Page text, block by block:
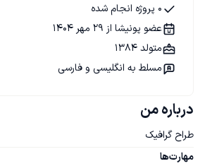
درباره من
طراح گرافیک
مهارت‌ها
0 پروژه انجام شده
عضو پونیشا از 29 مهر 1404
متولد 1384
مسلط به انگلیسی و فارسی